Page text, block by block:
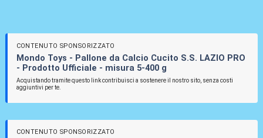
CONTENUTO SPONSORIZZATO
Mondo Toys - Pallone da Calcio Cucito S.S. LAZIO PRO
- Prodotto Ufficiale - misura 5-400 g
Acquistando tramite questo link contribuisci a sostenere il nostro sito, senza costi
aggiuntivi per te.
CONTENUTO SPONSORIZZATO